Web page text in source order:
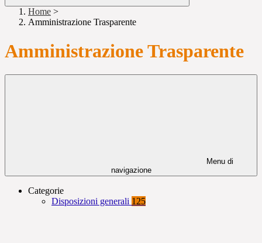
Home >
Amministrazione Trasparente
Amministrazione Trasparente
Menu di
navigazione
Categorie
Disposizioni generali 125